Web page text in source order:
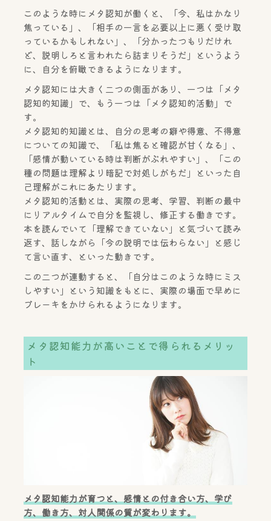
このような時にメタ認知が働くと、「今、私はかなり
焦っている」、「相手の一言を必要以上に悪く受け取
っているかもしれない」、「分かったつもりだけれ
ど、説明しろと言われたら詰まりそうだ」というよう
に、自分を俯瞰できるようになります。
メタ認知には大きく二つの側面があり、一つは「メタ
認知的知識」で、もう一つは「メタ認知的活動」で
す。
メタ認知的知識とは、自分の思考の癖や得意、不得意
についての知識で、「私は焦ると確認が甘くなる」、
「感情が動いている時は判断がぶれやすい」、「この
種の問題は理解より暗記で対処しがちだ」といった自
己理解がこれにあたります。
メタ認知的活動とは、実際の思考、学習、判断の最中
にリアルタイムで自分を監視し、修正する働きです。
本を読んでいて「理解できていない」と気づいて読み
返す、話しながら「今の説明では伝わらない」と感じ
て言い直す、といった動きです。
この二つが連動すると、「自分はこのような時にミス
しやすい」という知識をもとに、実際の場面で早めに
ブレーキをかけられるようになります。
メタ認知能力が高いことで得られるメリッ
ト
メタ認知能力が育つと、感情との付き合い方、学び
方、働き方、対人関係の質が変わります。